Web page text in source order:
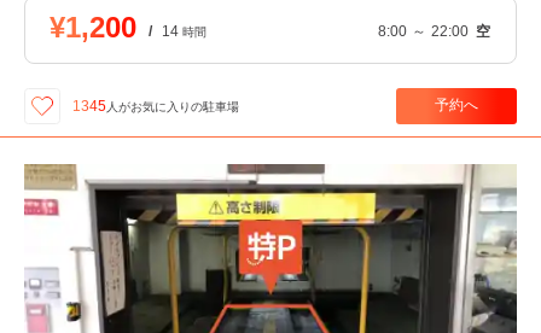
¥1,200 / 14 時間 8:00 ～ 22:00 空
1345 人がお気に入りの駐車場 予約へ